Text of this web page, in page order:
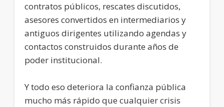
contratos públicos, rescates discutidos,
asesores convertidos en intermediarios y
antiguos dirigentes utilizando agendas y
contactos construidos durante años de
poder institucional.
Y todo eso deteriora la confianza pública
mucho más rápido que cualquier crisis